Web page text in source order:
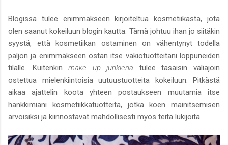
Blogissa tulee enimmäkseen kirjoiteltua kosmetiikasta, jota
olen saanut kokeiluun blogin kautta. Tämä johtuu ihan jo siitäkin
syystä, että kosmetiikan ostaminen on vähentynyt todella
paljon ja enimmäkseen ostan itse vakiotuotteitani loppuneiden
tilalle. Kuitenkinmake up junkiena tulee tasaisin väliajoin
ostettua mielenkiintoisia uutuustuotteita kokeiluun. Pitkästä
aikaa ajattelin koota yhteen postaukseen muutamia itse
hankkimiani kosmetiikkatuotteita, jotka koen mainitsemisen
arvoisiksi ja kiinnostavat mahdollisesti myös teitä lukijoita.